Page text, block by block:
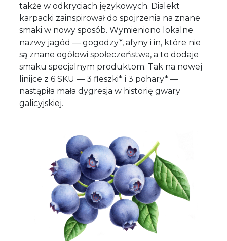
także w odkryciach językowych. Dialekt
karpacki zainspirował do spojrzenia na znane
smaki w nowy sposób. Wymieniono lokalne
nazwy jagód — gogodzy*, afyny i in, które nie
są znane ogółowi społeczeństwa, a to dodaje
smaku specjalnym produktom. Tak na nowej
linijce z 6 SKU — 3 fleszki* і 3 pohary* —
nastąpiła mała dygresja w historię gwary
galicyjskiej.